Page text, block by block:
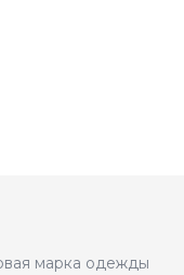
марка одежды